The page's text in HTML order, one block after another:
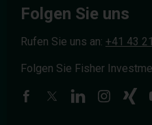
Folgen Sie uns
Rufen Sie uns an: +41 43
Folgen Sie Fisher